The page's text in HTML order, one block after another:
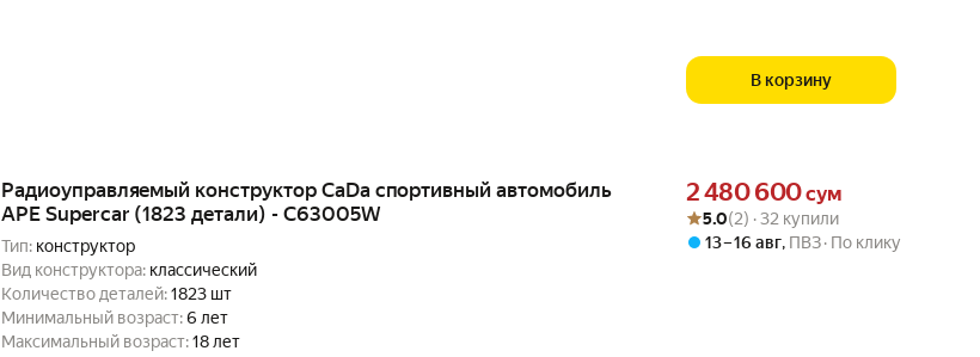
В корзину
Радиоуправляемый конструктор CaDa спортивный автомобиль
APE Supercar (1823 детали) - C63005W
Тип: конструктор
Вид конструктора: классический
Количество деталей:1823 шт
Минимальный возраст:6 лет
Максимальный возраст:18 лет
Цена 2480600 сум вместо
2 480 600сум
Рейтинг товара: 5.0 из 5
Оценок: (2) · 32 купили
5.0(2) · 32 купили
13 – 16 авг, ПВЗ По клику